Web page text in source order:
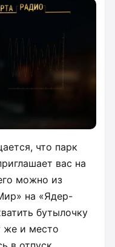
что парк
вас на
можно из
на «Ядер-
бутылочку
же и место